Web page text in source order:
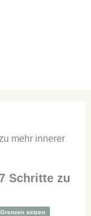
mehr innerer
Schritte zu
Grenzen setzen